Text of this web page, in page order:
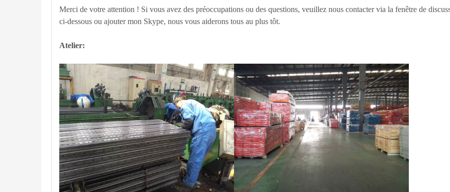
Merci de votre attention ! Si vous avez des préoccupations ou des questions, veuillez nous contacter via la fenêtre de
ci-dessous ou ajouter mon Skype, nous vous aiderons tous au plus tôt.
Atelier: